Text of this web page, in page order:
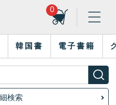
0
韓国書 電子書籍
検索